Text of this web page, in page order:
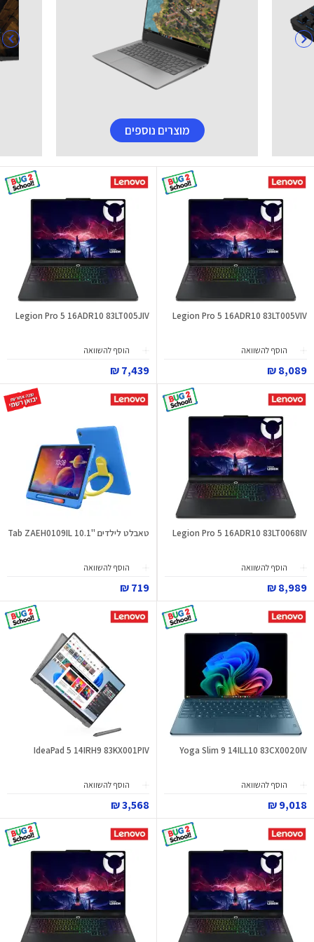
מוצרים נוספים
Legion Pro 5 16ADR10 83LT005VIV
הוסף להשוואה
8,089 ₪
Legion Pro 5 16ADR10 83LT005JIV
הוסף להשוואה
7,439 ₪
Legion Pro 5 16ADR10 83LT0068IV
הוסף להשוואה
8,989 ₪
טאבלט לילדים "10.1 Tab ZAEH0109IL
הוסף להשוואה
719 ₪
Yoga Slim 9 14ILL10 83CX0020IV
הוסף להשוואה
9,018 ₪
IdeaPad 5 14IRH9 83KX001PIV
הוסף להשוואה
3,568 ₪